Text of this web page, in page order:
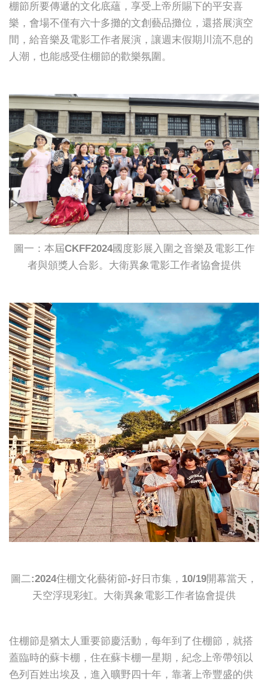
棚節所要傳遞的文化底蘊，享受上帝所賜下的平安喜
樂，會場不僅有六十多攤的文創藝品攤位，還搭展演空
間，給音樂及電影工作者展演，讓週末假期川流不息的
人潮，也能感受住棚節的歡樂氛圍。
圖一：本屆CKFF2024國度影展入圍之音樂及電影工作
者與頒獎人合影。大衛異象電影工作者協會提供
圖二:2024住棚文化藝術節-好日市集，10/19開幕當天，
天空浮現彩虹。大衛異象電影工作者協會提供
住棚節是猶太人重要節慶活動，每年到了住棚節，就搭
蓋臨時的蘇卡棚，住在蘇卡棚一星期，紀念上帝帶領以
色列百姓出埃及，進入曠野四十年，靠著上帝豐盛的供